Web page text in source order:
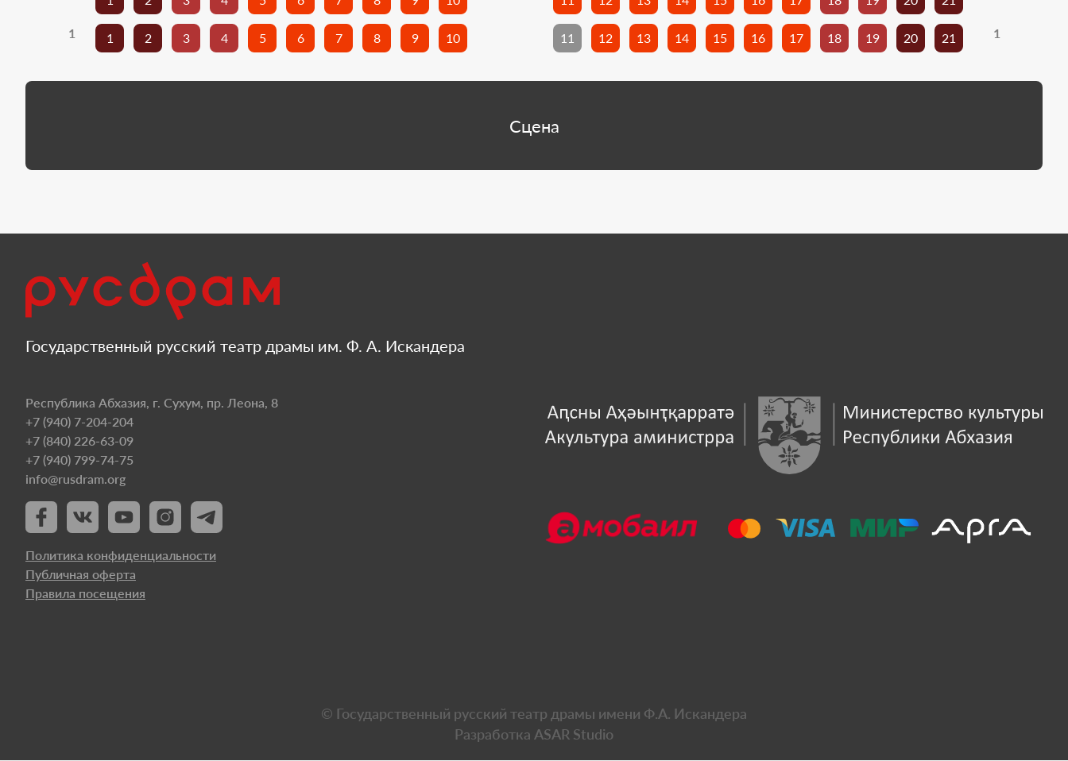
Государственный русский театр драмы им. Ф. А. Искандера
Республика Абхазия, г. Сухум, пр. Леона, 8
+7 (940) 7-204-204
+7 (840) 226-63-09
+7 (940) 799-74-75
info@rusdram.org
Политика конфиденциальности
Публичная оферта
Правила посещения
© Государственный русский театр драмы имени Ф.А. Искандера
Разработка ASAR Studio